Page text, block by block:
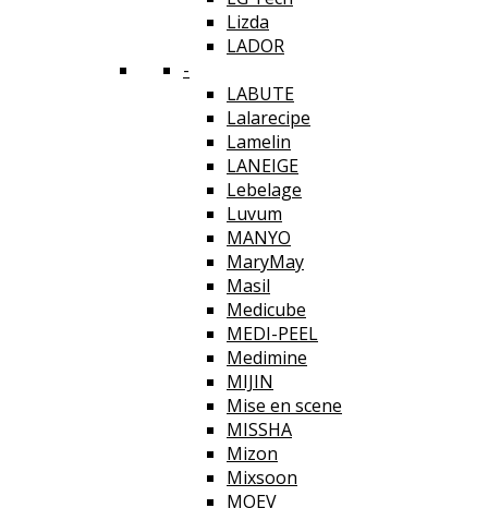
Lizda
LADOR
-
LABUTE
Lalarecipe
Lamelin
LANEIGE
Lebelage
Luvum
MANYO
MaryMay
Masil
Medicube
MEDI-PEEL
Medimine
MIJIN
Mise en scene
MISSHA
Mizon
Mixsoon
MOEV